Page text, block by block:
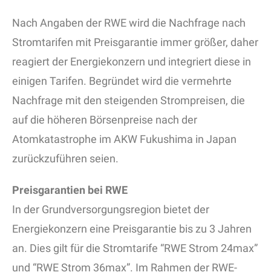
Nach Angaben der RWE wird die Nachfrage nach
Stromtarifen mit Preisgarantie immer größer, daher
reagiert der Energiekonzern und integriert diese in
einigen Tarifen. Begründet wird die vermehrte
Nachfrage mit den steigenden Strompreisen, die
auf die höheren Börsenpreise nach der
Atomkatastrophe im AKW Fukushima in Japan
zurückzuführen seien.
Preisgarantien bei RWE
In der Grundversorgungsregion bietet der
Energiekonzern eine Preisgarantie bis zu 3 Jahren
an. Dies gilt für die Stromtarife “RWE Strom 24max”
und “RWE Strom 36max”. Im Rahmen der RWE-